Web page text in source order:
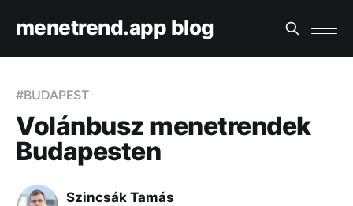
menetrend.app blog
#BUDAPEST
Volánbusz menetrendek
Budapesten
Szincsák Tamás